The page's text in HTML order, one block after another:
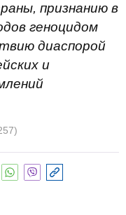
признанию в
геноцидом
диаспорой
и